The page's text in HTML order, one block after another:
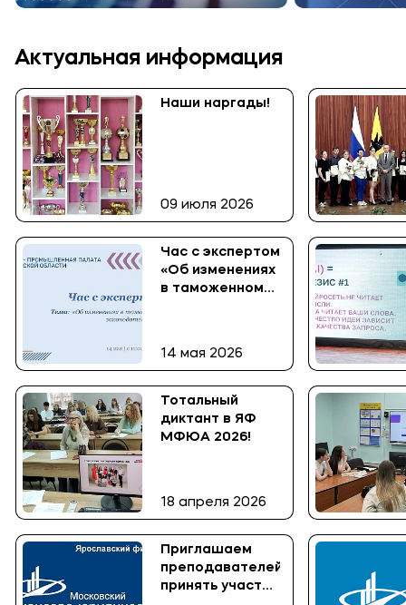
Актуальная информация
Наши наргады!
09 июля 2026
Час с экспертом
«Об изменениях
в таможенном
14 мая 2026
Тотальный
диктант в ЯФ
МФЮА 2026!
18 апреля 2026
Приглашаем
преподавателей
принять участие